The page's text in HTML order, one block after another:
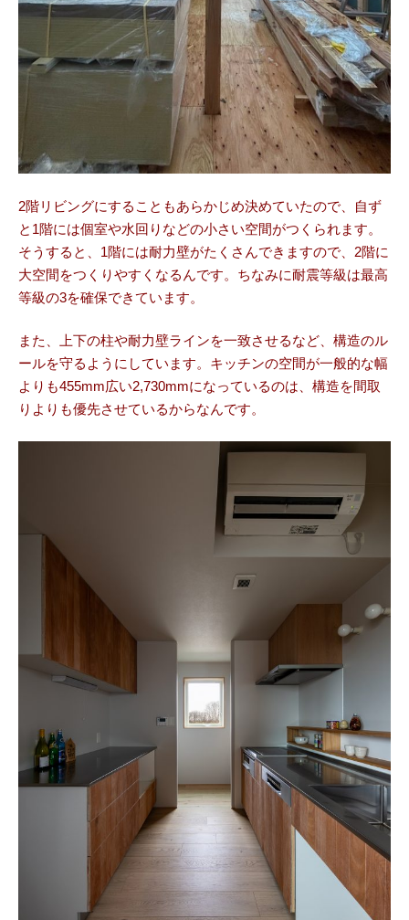
2階リビングにすることもあらかじめ決めていたので、自ず
と1階には個室や水回りなどの小さい空間がつくられます。
そうすると、1階には耐力壁がたくさんできますので、2階に
大空間をつくりやすくなるんです。ちなみに耐震等級は最高
等級の3を確保できています。
また、上下の柱や耐力壁ラインを一致させるなど、構造のル
ールを守るようにしています。キッチンの空間が一般的な幅
よりも455mm広い2,730mmになっているのは、構造を間取
りよりも優先させているからなんです。